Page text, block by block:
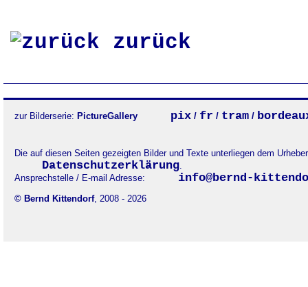
zurück
zur Bilderserie: PictureGallery pix / fr / tram /
Die auf diesen Seiten gezeigten Bilder und Texte unterliegen dem
Datenschutzerklärung.
Ansprechstelle / E-mail Adresse:
info@bernd-
© Bernd Kittendorf, 2008 - 2026